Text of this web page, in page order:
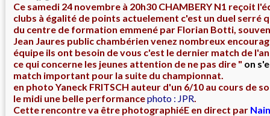
Ce samedi 24 novembre à 20h30 CHAMBERY N1 reçoit
clubs à égalité de points actuelement c'est un duel serré
du centre de formation emmené par Florian Botti,
Jean Jaures public chambérien venez nombreux
équipe ils ont besoin de vous c'est le dernier match de
ce qui concerne les jeunes attention de ne pas dire " on
match important pour la suite du championnat.
en photo Yaneck FRITSCH auteur d'un 6/10 au cours de
le midi une belle performancephoto : JPR.
Cette rencontre va être photographiéE en direct par